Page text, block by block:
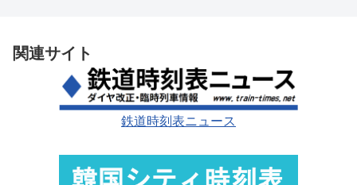
関連サイト
鉄道時刻表ニュース